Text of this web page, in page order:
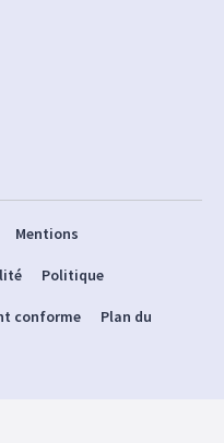
Mentions
Politique
conforme Plan du